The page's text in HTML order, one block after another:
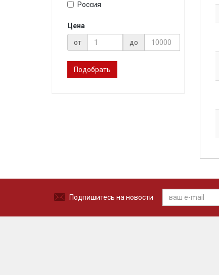
Россия
Цена
от до
Подобрать
Подпишитесь на новости